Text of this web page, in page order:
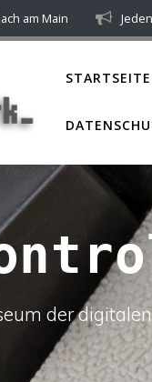
am Main
STARTSEITE
der